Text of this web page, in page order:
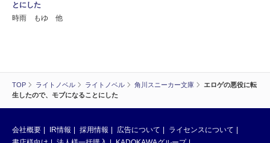
TOP ライトノベル ライトノベル 角川スニーカー文庫
エロゲの悪役に転
生したので、モブになることにした
とにした
時雨 もゆ 他
会社概要 IR情報 採用情報 広告について
ライセンスについて